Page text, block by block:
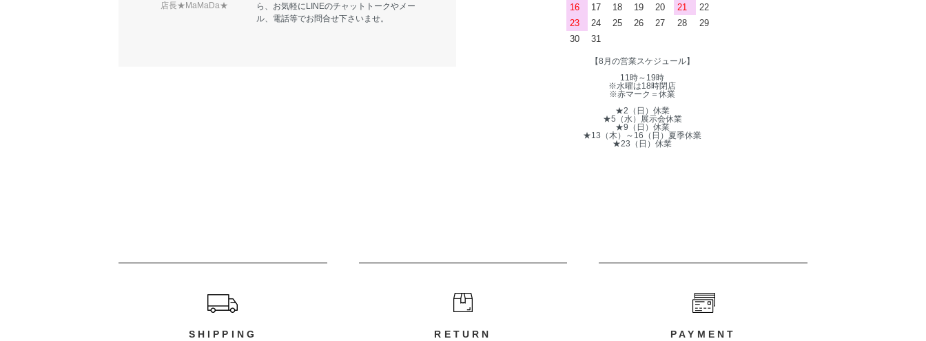
店長★MaMaDa★
ら、お気軽にLINEのチャットトークやメー
ル、電話等でお問合せ下さいませ。
16
17 18 19 20 21
22
23
24 25 26 27 28
29
30
31
【8月の営業スケジュール】
11時～19時
※水曜は18時閉店
※赤マーク＝休業
★2（日）休業
★5（水）展示会休業
★9（日）休業
★13（木）～16（日）夏季休業
★23（日）休業
ショッピングガイド
SHIPPING RETURN PAYMENT